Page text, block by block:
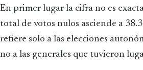
En primer lugar la cifra no es
total de votos nulos asciende a
refiere solo a las elecciones
no a las generales que tuvieron